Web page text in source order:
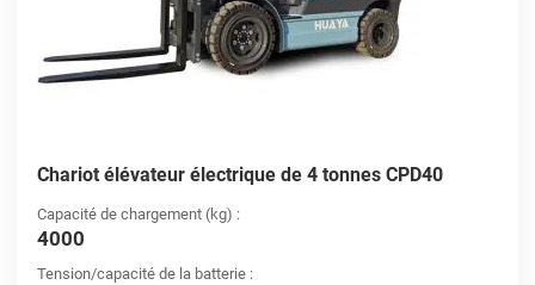
Chariot élévateur électrique de 4 tonnes CPD40
Capacité de chargement (kg) :
4000
Tension/capacité de la batterie :